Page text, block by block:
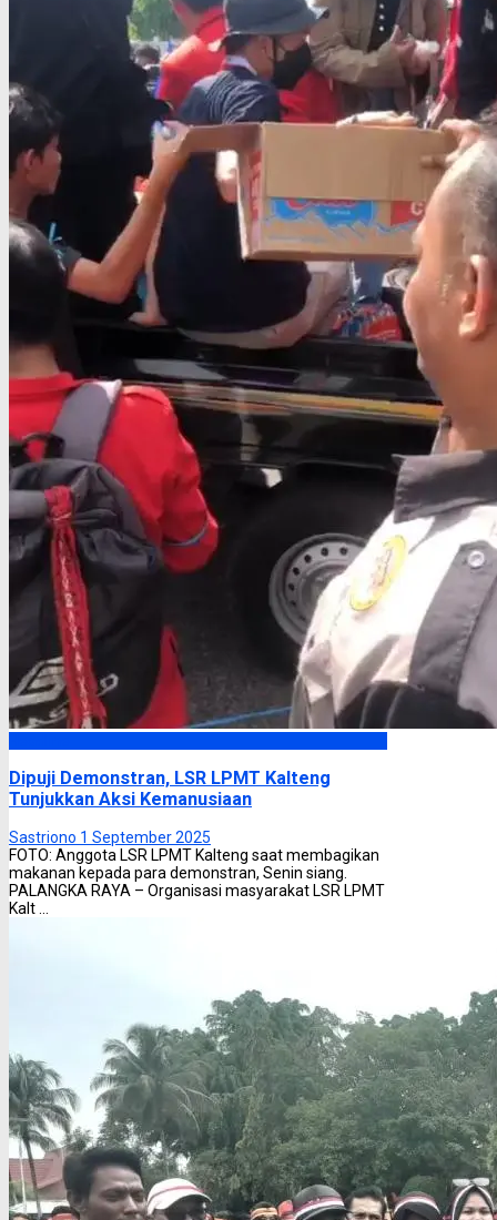
Dipuji Demonstran, LSR LPMT Kalteng
Tunjukkan Aksi Kemanusiaan
Sastriono 1 September 2025
FOTO: Anggota LSR LPMT Kalteng saat membagikan
makanan kepada para demonstran, Senin siang.
PALANGKA RAYA – Organisasi masyarakat LSR LPMT
Kalt ...